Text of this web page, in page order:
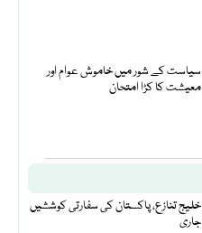
سیاست کے شور میں خاموش عوام اور
معیشت کا کڑا امتحان
خلیج تنازع، پاکستان کی سفارتی کوششیں
جاری